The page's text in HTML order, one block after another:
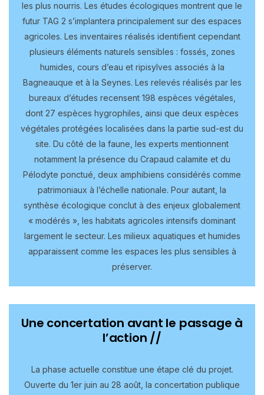
les plus nourris. Les études écologiques montrent que le
futur TAG 2 s’implantera principalement sur des espaces
agricoles. Les inventaires réalisés identifient cependant
plusieurs éléments naturels sensibles : fossés, zones
humides, cours d’eau et ripisylves associés à la
Bagneauque et à la Seynes. Les relevés réalisés par les
bureaux d’études recensent 198 espèces végétales,
dont 27 espèces hygrophiles, ainsi que deux espèces
végétales protégées localisées dans la partie sud-est du
site. Du côté de la faune, les experts mentionnent
notamment la présence du Crapaud calamite et du
Pélodyte ponctué, deux amphibiens considérés comme
patrimoniaux à l’échelle nationale. Pour autant, la
synthèse écologique conclut à des enjeux globalement
« modérés », les habitats agricoles intensifs dominant
largement le secteur. Les milieux aquatiques et humides
apparaissent comme les espaces les plus sensibles à
préserver.
Une concertation avant le passage à
l’action //
La phase actuelle constitue une étape clé du projet.
Ouverte du 1er juin au 28 août, la concertation publique